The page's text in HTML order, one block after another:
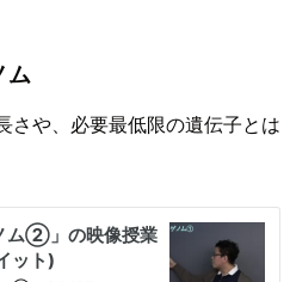
ム
さや、必要最低限の遺伝子とは